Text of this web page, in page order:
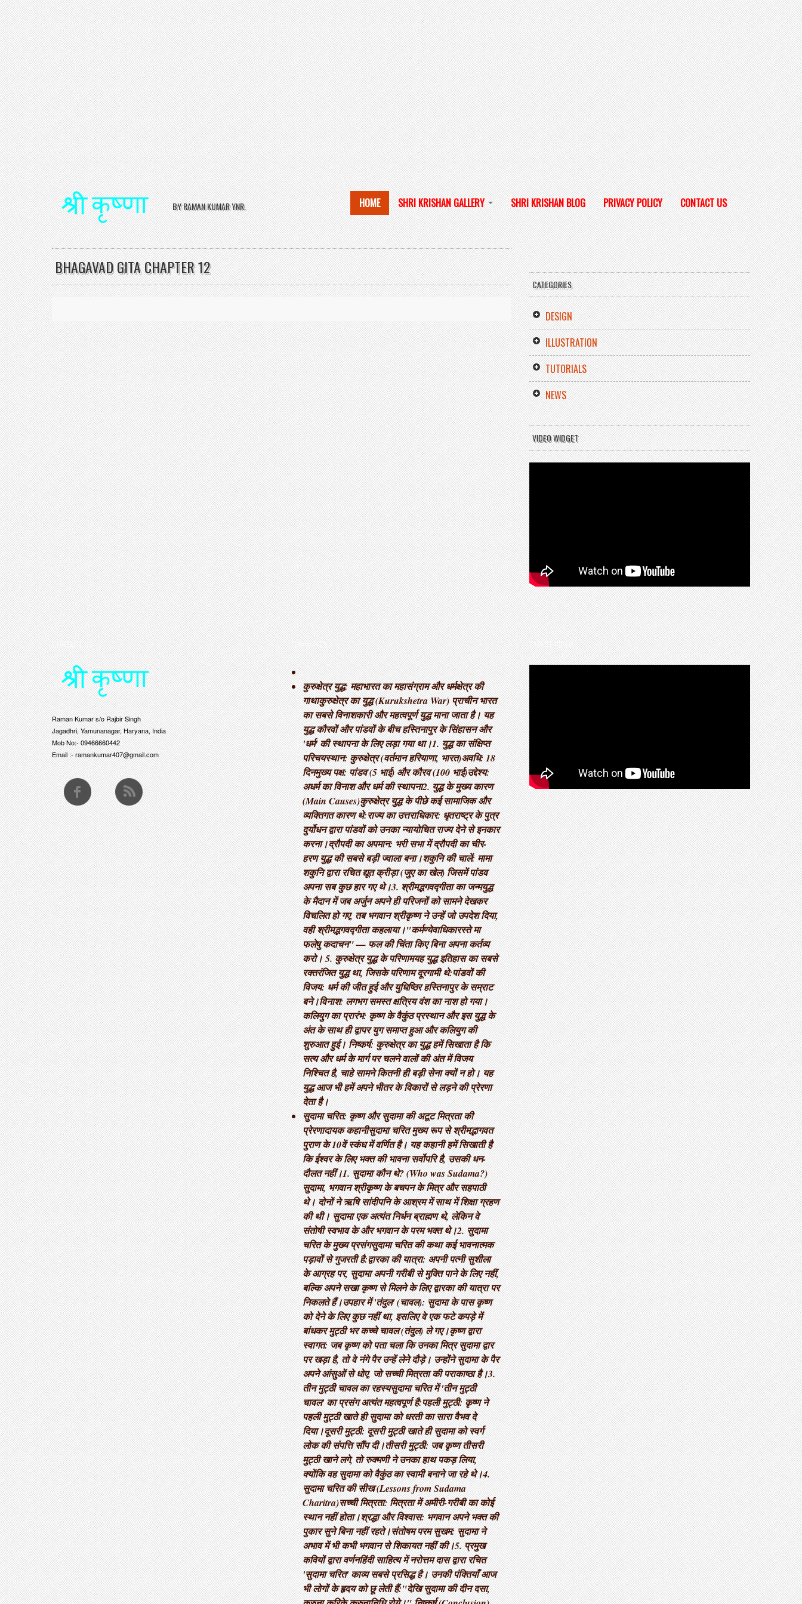
BY RAMAN KUMAR YNR. HOME SHRI KRISHAN GALLERY SHRI KRISHAN BLOG PRIVACY POLICY CONTACT US
BHAGAVAD GITA CHAPTER 12
CATEGORIES
DESIGN
ILLUSTRATION
TUTORIALS
NEWS
VIDEO WIDGET
CONTACT US
Raman Kumar s/o Rajbir Singh
Jagadhri, Yamunanagar, Haryana, India
Mob No:- 09466660442
Email :- ramankumar407@gmail.com
THOUGHTS
कुरुक्षेत्र युद्ध: महाभारत का महासंग्राम और धर्मक्षेत्र की
गाथा ​कुरुक्षेत्र का युद्ध (Kurukshetra War) प्राचीन भारत
का सबसे विनाशकारी और महत्वपूर्ण युद्ध माना जाता है। यह
युद्ध कौरवों और पांडवों के बीच हस्तिनापुर के सिंहासन और
'धर्म' की स्थापना के लिए लड़ा गया था। ​1. युद्ध का संक्षिप्त
परिचय ​स्थान: कुरुक्षेत्र (वर्तमान हरियाणा, भारत) ​अवधि: 18
दिन ​मुख्य पक्ष: पांडव (5 भाई) और कौरव (100 भाई) ​उद्देश्य:
अधर्म का विनाश और धर्म की स्थापना ​2. युद्ध के मुख्य कारण
(Main Causes) ​कुरुक्षेत्र युद्ध के पीछे कई सामाजिक और
व्यक्तिगत कारण थे: ​राज्य का उत्तराधिकार: धृतराष्ट्र के पुत्र
दुर्योधन द्वारा पांडवों को उनका न्यायोचित राज्य देने से इनकार
करना। ​द्रौपदी का अपमान: भरी सभा में द्रौपदी का चीर-
हरण युद्ध की सबसे बड़ी ज्वाला बना। ​शकुनि की चालें: मामा
शकुनि द्वारा रचित द्यूत क्रीड़ा (जुए का खेल) जिसमें पांडव
अपना सब कुछ हार गए थे। ​3. श्रीमद्भगवद्गीता का जन्म ​युद्ध
के मैदान में जब अर्जुन अपने ही परिजनों को सामने देखकर
विचलित हो गए, तब भगवान श्रीकृष्ण ने उन्हें जो उपदेश दिया,
वही श्रीमद्भगवद्गीता कहलाया। ​"कर्मण्येवाधिकारस्ते मा
फलेषु कदाचन" — फल की चिंता किए बिना अपना कर्तव्य
करो। 5. कुरुक्षेत्र युद्ध के परिणाम ​यह युद्ध इतिहास का सबसे
रक्तरंजित युद्ध था, जिसके परिणाम दूरगामी थे: ​पांडवों की
विजय: धर्म की जीत हुई और युधिष्ठिर हस्तिनापुर के सम्राट
बने। ​विनाश: लगभग समस्त क्षत्रिय वंश का नाश हो गया। ​
कलियुग का प्रारंभ: कृष्ण के वैकुंठ प्रस्थान और इस युद्ध के
अंत के साथ ही द्वापर युग समाप्त हुआ और कलियुग की
शुरुआत हुई। निष्कर्ष: कुरुक्षेत्र का युद्ध हमें सिखाता है कि
सत्य और धर्म के मार्ग पर चलने वालों की अंत में विजय
निश्चित है, चाहे सामने कितनी ही बड़ी सेना क्यों न हो। यह
युद्ध आज भी हमें अपने भीतर के विकारों से लड़ने की प्रेरणा
देता है।
सुदामा चरित: कृष्ण और सुदामा की अटूट मित्रता की
प्रेरणादायक कहानी ​सुदामा चरित मुख्य रूप से श्रीमद्भागवत
पुराण के 10वें स्कंध में वर्णित है। यह कहानी हमें सिखाती है
कि ईश्वर के लिए भक्त की भावना सर्वोपरि है, उसकी धन-
दौलत नहीं। ​1. सुदामा कौन थे? (Who was Sudama?) ​
सुदामा, भगवान श्रीकृष्ण के बचपन के मित्र और सहपाठी
थे। दोनों ने ऋषि सांदीपनि के आश्रम में साथ में शिक्षा ग्रहण
की थी। सुदामा एक अत्यंत निर्धन ब्राह्मण थे, लेकिन वे
संतोषी स्वभाव के और भगवान के परम भक्त थे। ​2. सुदामा
चरित के मुख्य प्रसंग ​सुदामा चरित की कथा कई भावनात्मक
पड़ावों से गुजरती है: ​द्वारका की यात्रा: अपनी पत्नी सुशीला
के आग्रह पर, सुदामा अपनी गरीबी से मुक्ति पाने के लिए नहीं,
बल्कि अपने सखा कृष्ण से मिलने के लिए द्वारका की यात्रा पर
निकलते हैं। ​उपहार में 'तंदुल' (चावल): सुदामा के पास कृष्ण
को देने के लिए कुछ नहीं था, इसलिए वे एक फटे कपड़े में
बांधकर मुट्ठी भर कच्चे चावल (तंदुल) ले गए। ​कृष्ण द्वारा
स्वागत: जब कृष्ण को पता चला कि उनका मित्र सुदामा द्वार
पर खड़ा है, तो वे नंगे पैर उन्हें लेने दौड़े। उन्होंने सुदामा के पैर
अपने आंसुओं से धोए, जो सच्ची मित्रता की पराकाष्ठा है। ​3.
तीन मुट्ठी चावल का रहस्य ​सुदामा चरित में 'तीन मुट्ठी
चावल' का प्रसंग अत्यंत महत्वपूर्ण है: ​पहली मुट्ठी: कृष्ण ने
पहली मुट्ठी खाते ही सुदामा को धरती का सारा वैभव दे
दिया। ​दूसरी मुट्ठी: दूसरी मुट्ठी खाते ही सुदामा को स्वर्ग
लोक की संपत्ति सौंप दी। ​तीसरी मुट्ठी: जब कृष्ण तीसरी
मुट्ठी खाने लगे, तो रुक्मणी ने उनका हाथ पकड़ लिया,
क्योंकि वह सुदामा को वैकुंठ का स्वामी बनाने जा रहे थे। ​4.
सुदामा चरित की सीख (Lessons from Sudama
Charitra) ​सच्ची मित्रता: मित्रता में अमीरी-गरीबी का कोई
स्थान नहीं होता। ​श्रद्धा और विश्वास: भगवान अपने भक्त की
पुकार सुने बिना नहीं रहते। ​संतोषम परम सुखम: सुदामा ने
अभाव में भी कभी भगवान से शिकायत नहीं की। ​5. प्रमुख
कवियों द्वारा वर्णन ​हिंदी साहित्य में नरोत्तम दास द्वारा रचित
'सुदामा चरित' काव्य सबसे प्रसिद्ध है। उनकी पंक्तियाँ आज
भी लोगों के हृदय को छू लेती हैं: ​"देखि सुदामा की दीन दसा,
LATEST VIDEO